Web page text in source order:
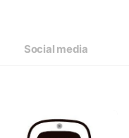
Social media